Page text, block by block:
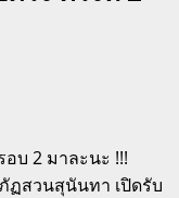
บ 2 มาละนะ !!!
สวนสุนันทา เปิดรับ